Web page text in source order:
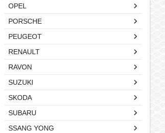
OPEL
PORSCHE
PEUGEOT
RENAULT
RAVON
SUZUKI
SKODA
SUBARU
SSANG YONG